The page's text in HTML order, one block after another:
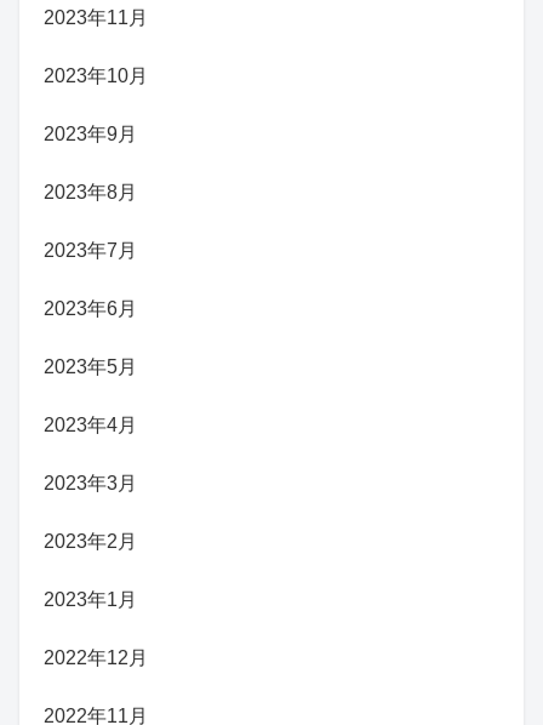
2023年11月
2023年10月
2023年9月
2023年8月
2023年7月
2023年6月
2023年5月
2023年4月
2023年3月
2023年2月
2023年1月
2022年12月
2022年11月